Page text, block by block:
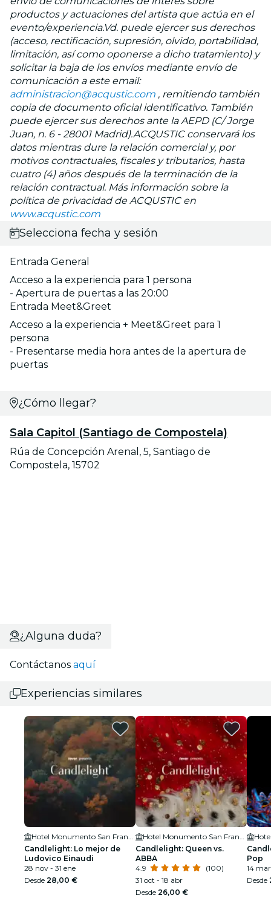
productos y actuaciones del artista que actúa en el
evento/experiencia.Vd. puede ejercer sus derechos
(acceso, rectificación, supresión, olvido, portabilidad,
limitación, así como oponerse a dicho tratamiento) y
solicitar la baja de los envíos mediante envío de
comunicación a este email:
administracion@acqustic.com , remitiendo también
copia de documento oficial identificativo. También
puede ejercer sus derechos ante la AEPD (C/ Jorge
Juan, n. 6 - 28001 Madrid).ACQUSTIC conservará los
datos mientras dure la relación comercial y, por
motivos contractuales, fiscales y tributarios, hasta
cuatro (4) años después de la terminación de la
relación contractual. Más información sobre la
política de privacidad de ACQUSTIC en
www.acqustic.com
Selecciona fecha y sesión
Entrada General
Acceso a la experiencia para 1 persona
- Apertura de puertas a las 20:00
Entrada Meet&Greet
Acceso a la experiencia + Meet&Greet para 1
persona
- Presentarse media hora antes de la apertura de
puertas
¿Cómo llegar?
Sala Capitol (Santiago de Compostela)
Rúa de Concepción Arenal, 5, Santiago de
Compostela, 15702
¿Alguna duda?
Contáctanos aquí
Experiencias similares
Candlelight: Lo mejor de
Ludovico Einaudi
28 nov - 31 ene
Desde 28,00 €
Candlelight: Queen vs.
ABBA
4.9
(100)
31 oct - 18 abr
Desde 26,00 €
Pop
14 mar
Desde